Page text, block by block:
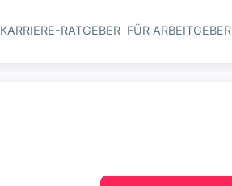
Haupt-Navigation
KARRIERE-RATGEBER FÜR ARBEITGEBER